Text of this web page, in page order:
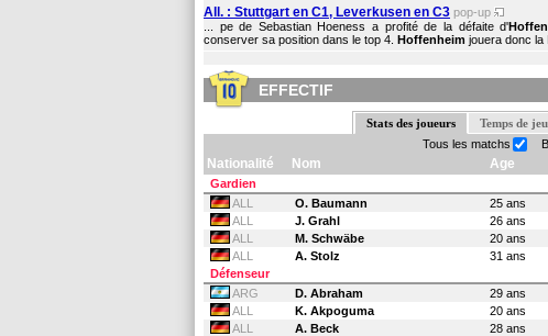
All. : Stuttgart en C1, Leverkusen en C3 pop-up
... pe de Sebastian Hoeness a profité de la défaite d'
conserver sa position dans le top 4. Hoffenheim jouera donc la
EFFECTIF
Stats des joueurs Temps de
Tous les matchs
Nationalité Nom Age
Gardien
ALL
O. Baumann 25 ans
ALL
J. Grahl 26 ans
ALL
M. Schwäbe 20 ans
ALL
A. Stolz 31 ans
Défenseur
ARG
D. Abraham 29 ans
ALL
K. Akpoguma 20 ans
ALL
A. Beck 28 ans